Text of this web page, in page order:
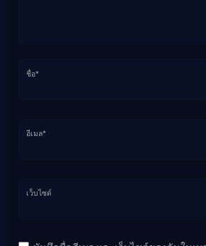
ชื่อ*
อีเมล*
เว็บไซต์